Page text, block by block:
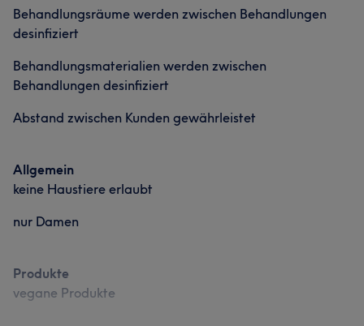
متخصصة بكل ما يخص الجلد والبشرة، ومختصة في إزالة الشعر
بالليزر. بالإضافة إلى ذلك، أعمل كمستشارة نفسية وتغذية، وأقدّم
جلسات تدليك علاجي واسترخائي. أدمج بين الجمال الخارجي
والتوازن الداخلي لأوفر عناية متكاملة وشاملة. أقدّم خدماتي
Körper
Portfolio
Behandlungsräume werden zwischen Behandlungen
desinfiziert
Behandlungsmaterialien werden zwischen
Behandlungen desinfiziert
Abstand zwischen Kunden gewährleistet
Allgemein
keine Haustiere erlaubt
nur Damen
Produkte
vegane Produkte